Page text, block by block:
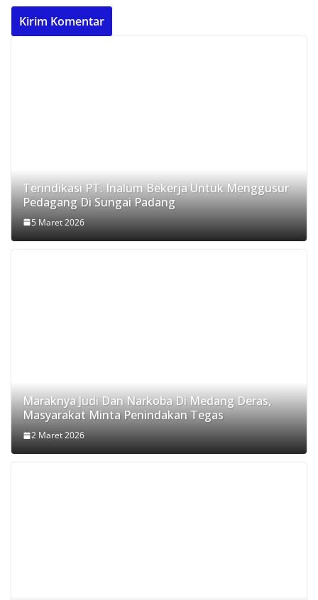
Terindikasi PT. Inalum Bekerja Untuk Menggusur
Pedagang Di Sungai Padang
5 Maret 2026
Maraknya Judi Dan Narkoba Di Medang Deras,
Masyarakat Minta Penindakan Tegas
2 Maret 2026